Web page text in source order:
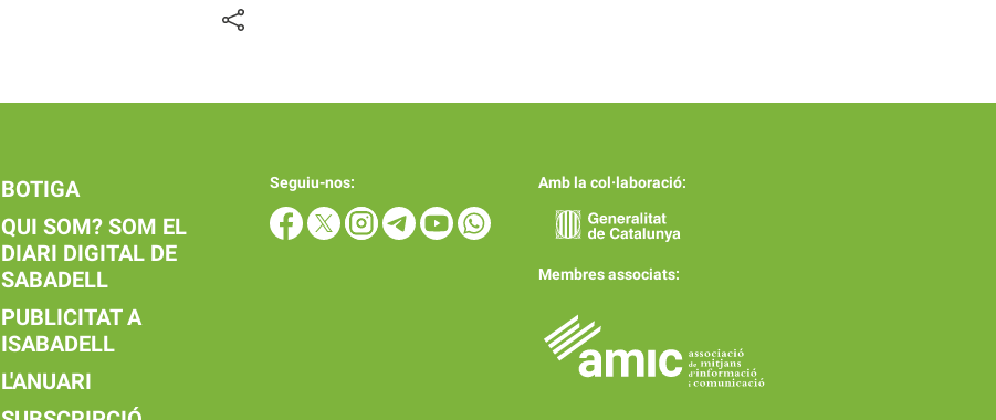
BOTIGA
QUI SOM? SOM EL
DIARI DIGITAL DE
SABADELL
PUBLICITAT A
ISABADELL
L'ANUARI
Seguiu-nos: Amb la col·laboració:
Membres associats: